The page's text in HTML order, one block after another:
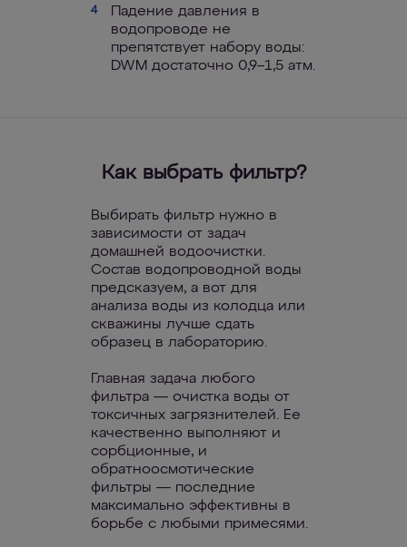
4
Падение давления в
водопроводе не
препятствует набору воды:
DWM достаточно 0,9–1,5 атм.
Как выбрать фильтр?
Выбирать фильтр нужно в
зависимости от задач
домашней водоочистки.
Состав водопроводной воды
предсказуем, а вот для
анализа воды из колодца или
скважины лучше сдать
образец в лабораторию.
Главная задача любого
фильтра — очистка воды от
токсичных загрязнителей. Ее
качественно выполняют и
сорбционные, и
обратноосмотические
фильтры — последние
максимально эффективны в
борьбе с любыми примесями.